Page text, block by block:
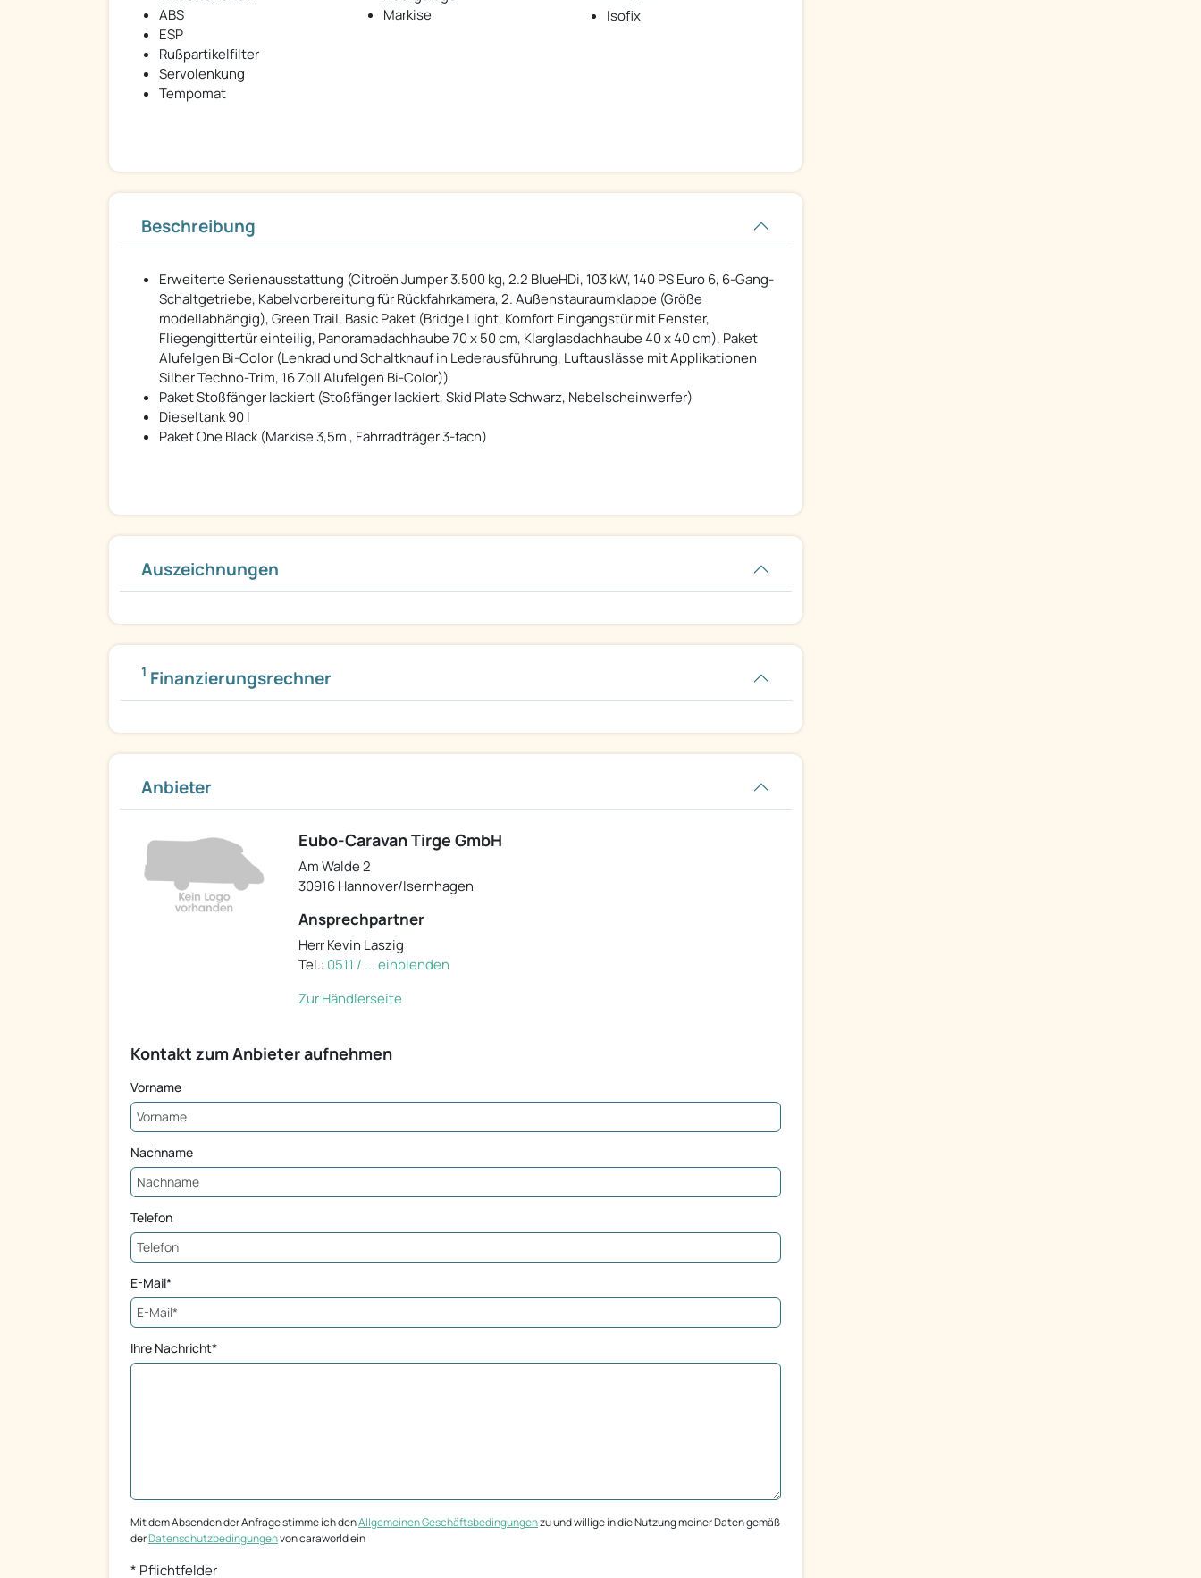
ABS
ESP
Rußpartikelfilter
Servolenkung
Tempomat
Markise
Isofix
Beschreibung
Erweiterte Serienausstattung (Citroën Jumper 3.500 kg, 2.2 BlueHDi, 103 kW, 140 PS Euro 6, 6-Gang-
Schaltgetriebe, Kabelvorbereitung für Rückfahrkamera, 2. Außenstauraumklappe (Größe
modellabhängig), Green Trail, Basic Paket (Bridge Light, Komfort Eingangstür mit Fenster,
Fliegengittertür einteilig, Panoramadachhaube 70 x 50 cm, Klarglasdachhaube 40 x 40 cm), Paket
Alufelgen Bi-Color (Lenkrad und Schaltknauf in Lederausführung, Luftauslässe mit Applikationen
Silber Techno-Trim, 16 Zoll Alufelgen Bi-Color))
Paket Stoßfänger lackiert (Stoßfänger lackiert, Skid Plate Schwarz, Nebelscheinwerfer)
Dieseltank 90 l
Paket One Black (Markise 3,5m , Fahrradträger 3-fach)
Auszeichnungen
1 Finanzierungsrechner
Anbieter
Eubo-Caravan Tirge GmbH
Am Walde 2
30916 Hannover/Isernhagen
Ansprechpartner
Herr Kevin Laszig
Tel.: 0511 / ... einblenden
Zur Händlerseite
Kontakt zum Anbieter aufnehmen
Vorname
Nachname
Telefon
E-Mail*
Ihre Nachricht*
Mit dem Absenden der Anfrage stimme ich denAllgemeinen Geschäftsbedingungenzu und willige in die Nutzung meiner Daten gemäß
derDatenschutzbedingungenvon caraworld ein
* Pflichtfelder